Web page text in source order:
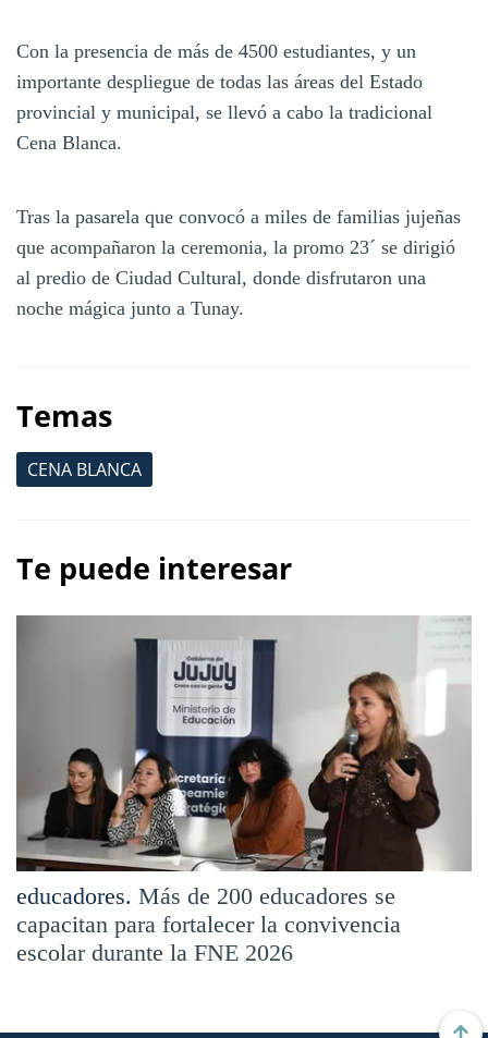
Con la presencia de más de 4500 estudiantes, y un
importante despliegue de todas las áreas del Estado
provincial y municipal, se llevó a cabo la tradicional
Cena Blanca.
Tras la pasarela que convocó a miles de familias jujeñas
que acompañaron la ceremonia, la promo 23´ se dirigió
al predio de Ciudad Cultural, donde disfrutaron una
noche mágica junto a Tunay.
Temas
CENA BLANCA
Te puede interesar
educadores. Más de 200 educadores se
capacitan para fortalecer la convivencia
escolar durante la FNE 2026